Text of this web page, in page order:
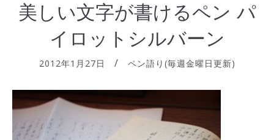
美しい文字が書けるペン パ
イロットシルバーン
2012年1月27日 ペン語り(毎週金曜日更新)